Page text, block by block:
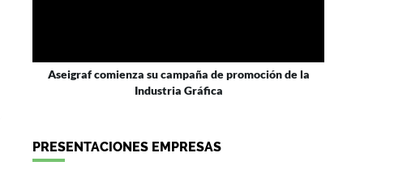
Aseigraf comienza su campaña de promoción de la
Industria Gráfica
PRESENTACIONES EMPRESAS